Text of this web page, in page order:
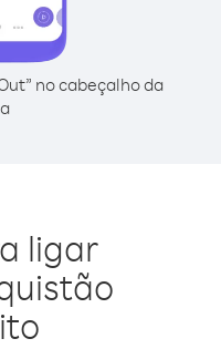
no cabeçalho da
ligar